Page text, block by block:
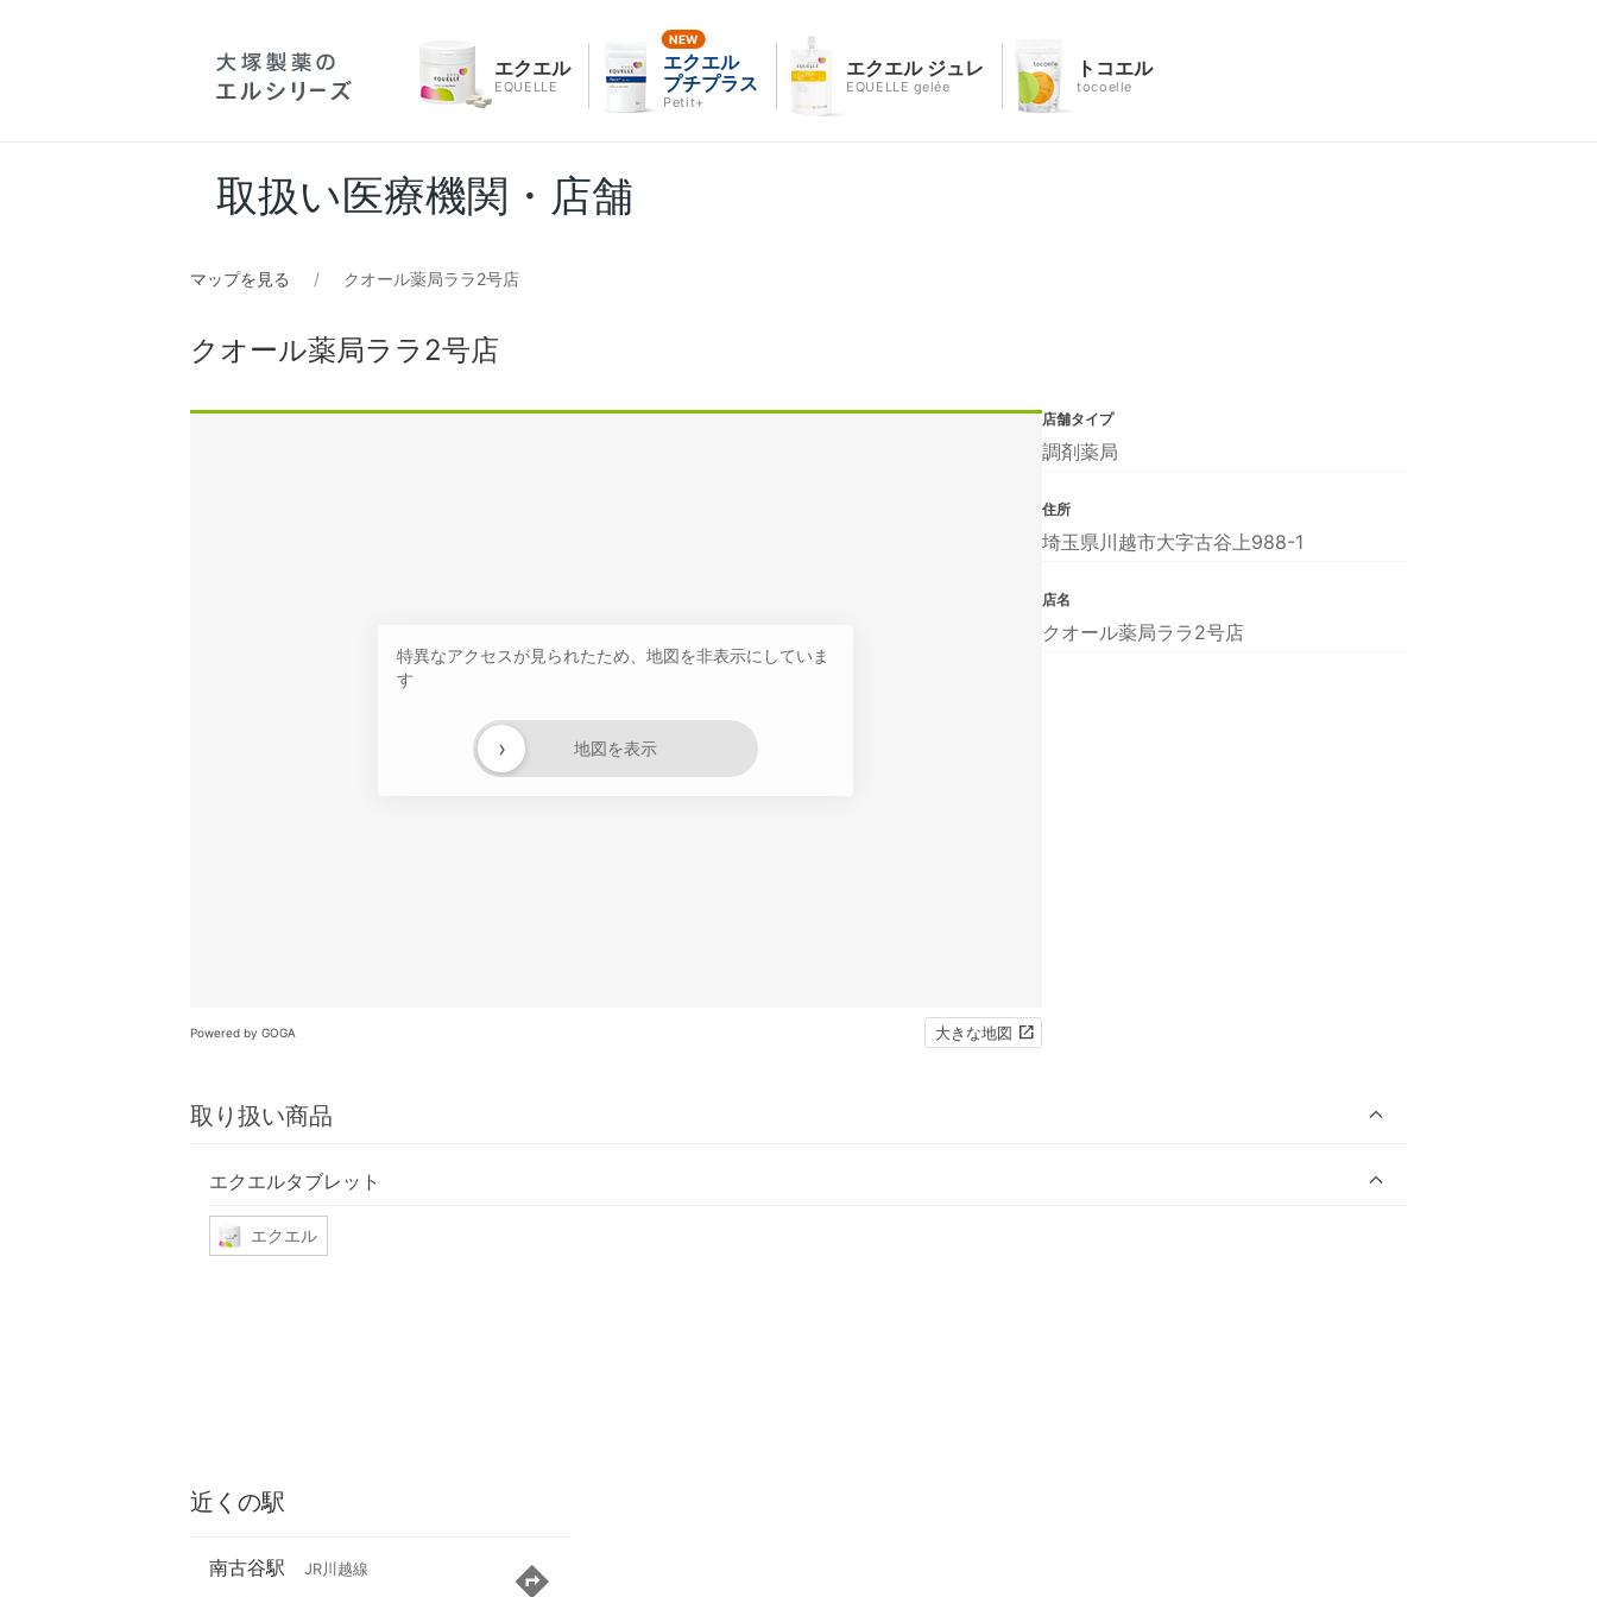
エクエル
EQUELLE
エクエル
プチプラス
Petit+
エクエル ジュレ
EQUELLE gelée
トコエル
tocoelle
取扱い医療機関・店舗
マップを見る クオール薬局ララ2号店
クオール薬局ララ2号店
特異なアクセスが見られたため、地図を非表示にしていま
す
地図を表示
›
Powered by GOGA 大きな地図
取り扱い商品
エクエルタブレット
エクエル
店舗タイプ
調剤薬局
住所
埼玉県川越市大字古谷上988-1
店名
クオール薬局ララ2号店
近くの駅
南古谷駅 JR川越線